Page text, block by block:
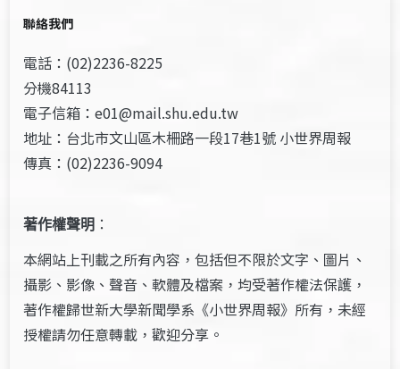
聯絡我們
電話：(02)2236-8225
分機84113
電子信箱：e01@mail.shu.edu.tw
地址：台北市文山區木柵路一段17巷1號 小世界周報
傳真：(02)2236-9094
著作權聲明 ：
本網站上刊載之所有內容，包括但不限於文字、圖片、
攝影、影像、聲音、軟體及檔案，均受著作權法保護，
著作權歸世新大學新聞學系《小世界周報》所有，未經
授權請勿任意轉載，歡迎分享。